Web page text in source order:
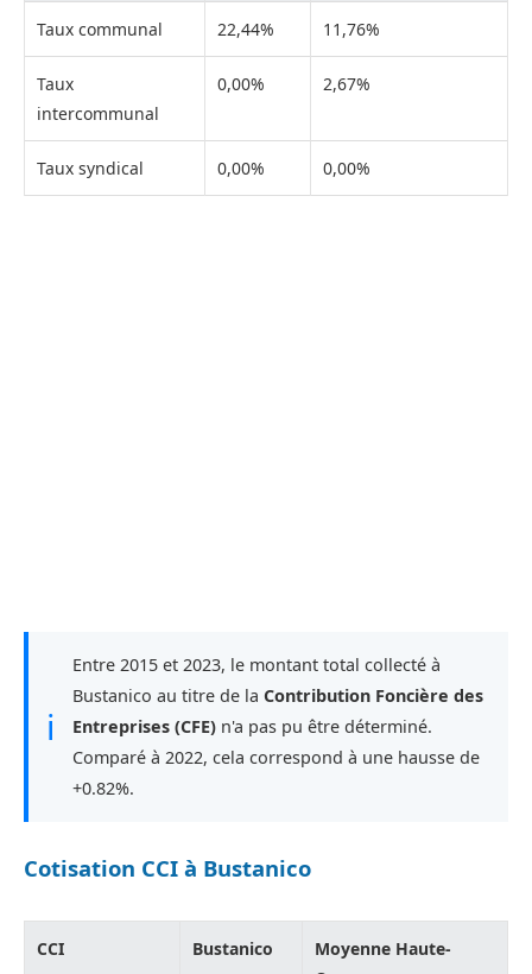
Taux communal 22,44% 11,76%
Taux
intercommunal
0,00% 2,67%
Taux syndical 0,00% 0,00%
ℹ
Entre 2015 et 2023, le montant total collecté à
Bustanico au titre de la Contribution Foncière des
Entreprises (CFE) n'a pas pu être déterminé.
Comparé à 2022, cela correspond à une hausse de
+0.82%.
Cotisation CCI à Bustanico
CCI Bustanico
Moyenne Haute-